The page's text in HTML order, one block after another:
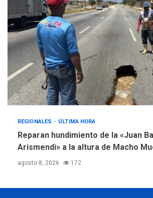
REGIONALES ÚLTIMA HORA
Reparan hundimiento de la «Juan
Arismendi» a la altura de Macho
agosto 8, 2026 172